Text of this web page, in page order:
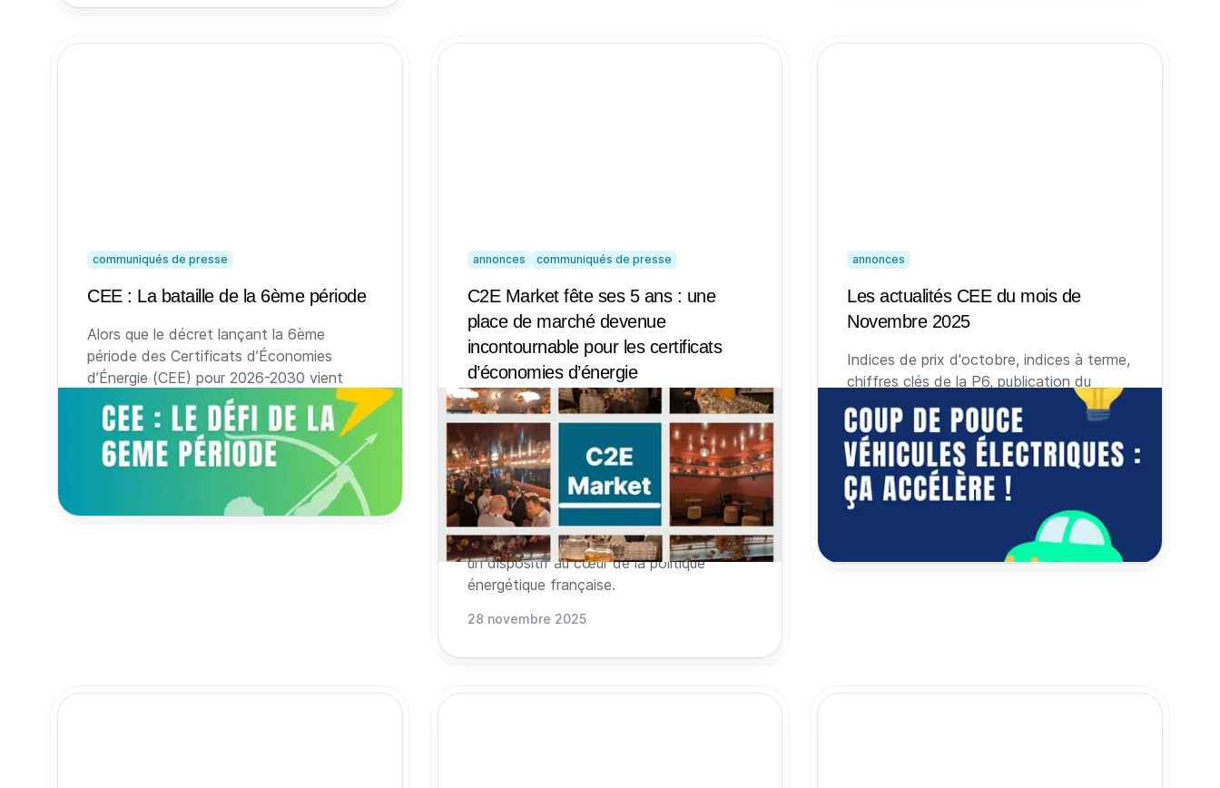
communiqués de presse
CEE : La bataille de la 6ème période
Alors que le décret lançant la 6ème
période des Certificats d’Économies
d’Énergie (CEE) pour 2026-2030 vient
d'être publié, actant une hausse des
obligations d'économies d'énergie de 27%,
le dispositif se retrouve pris en étau.
annonces communiqués de presse
C2E Market fête ses 5 ans : une
place de marché devenue
incontournable pour les certificats
d’économies d’énergie
Le 9 novembre 2025, C2E Market a
célébré ses 5 ans d’existence. Créée en
2020 par Marc La Rosa et Olivier Le
Marois, en partenariat avec cinq acteurs
pionniers du marché des CEE, la
plateforme s’est imposée comme un pilier
de structuration et de transparence dans
un dispositif au cœur de la politique
énergétique française.
28 novembre 2025
annonces
Les actualités CEE du mois de
Novembre 2025
Indices de prix d'octobre, indices à terme,
chiffres clés de la P6, publication du
décret, coup de pouce véhicule électrique
et lancement de la place de marché des
CPB : retour sur les sujets qui ont fait
l’actualité des CEE au mois de Novembre
2025.